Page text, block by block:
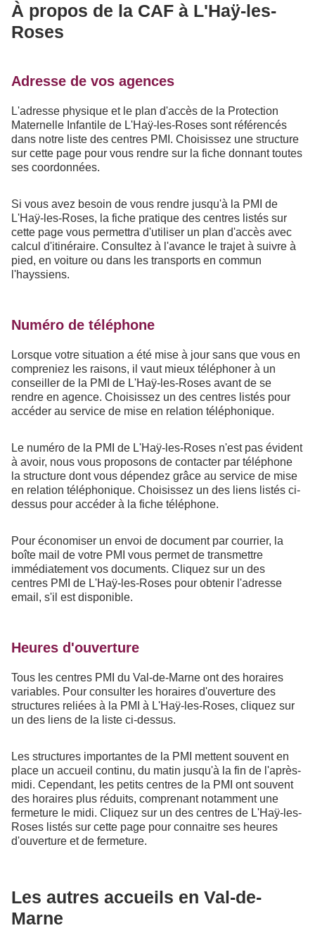
À propos de la CAF à L'Haÿ-les-
Roses
Adresse de vos agences
L'adresse physique et le plan d'accès de la Protection
Maternelle Infantile de L'Haÿ-les-Roses sont référencés
dans notre liste des centres PMI. Choisissez une structure
sur cette page pour vous rendre sur la fiche donnant toutes
ses coordonnées.
Si vous avez besoin de vous rendre jusqu'à la PMI de
L'Haÿ-les-Roses, la fiche pratique des centres listés sur
cette page vous permettra d'utiliser un plan d'accès avec
calcul d'itinéraire. Consultez à l'avance le trajet à suivre à
pied, en voiture ou dans les transports en commun
l'hayssiens.
Numéro de téléphone
Lorsque votre situation a été mise à jour sans que vous en
compreniez les raisons, il vaut mieux téléphoner à un
conseiller de la PMI de L'Haÿ-les-Roses avant de se
rendre en agence. Choisissez un des centres listés pour
accéder au service de mise en relation téléphonique.
Le numéro de la PMI de L'Haÿ-les-Roses n'est pas évident
à avoir, nous vous proposons de contacter par téléphone
la structure dont vous dépendez grâce au service de mise
en relation téléphonique. Choisissez un des liens listés ci-
dessus pour accéder à la fiche téléphone.
Pour économiser un envoi de document par courrier, la
boîte mail de votre PMI vous permet de transmettre
immédiatement vos documents. Cliquez sur un des
centres PMI de L'Haÿ-les-Roses pour obtenir l'adresse
email, s'il est disponible.
Heures d'ouverture
Tous les centres PMI du Val-de-Marne ont des horaires
variables. Pour consulter les horaires d'ouverture des
structures reliées à la PMI à L'Haÿ-les-Roses, cliquez sur
un des liens de la liste ci-dessus.
Les structures importantes de la PMI mettent souvent en
place un accueil continu, du matin jusqu'à la fin de l'après-
midi. Cependant, les petits centres de la PMI ont souvent
des horaires plus réduits, comprenant notamment une
fermeture le midi. Cliquez sur un des centres de L'Haÿ-les-
Roses listés sur cette page pour connaitre ses heures
d'ouverture et de fermeture.
Les autres accueils en Val-de-
Marne